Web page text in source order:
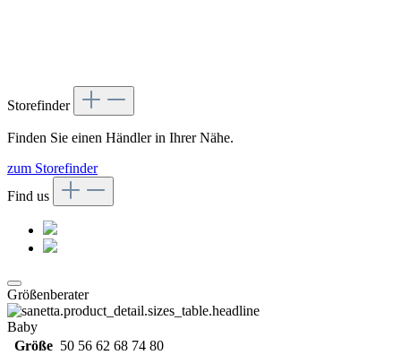
Storefinder
Finden Sie einen Händler in Ihrer Nähe.
zum Storefinder
Find us
Größenberater
Baby
Größe 50 56 62 68 74 80